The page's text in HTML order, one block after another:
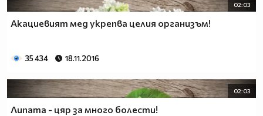
02:03
Акациевият мед укрепва целия организъм!
35 434 18.11.2016
02:03
Липата - цяр за много болести!